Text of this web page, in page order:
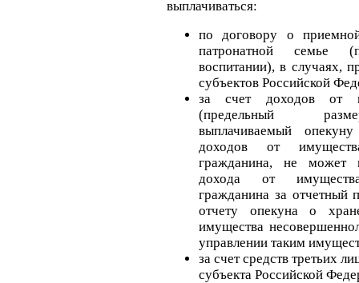
выплачиваться:
по договору о
патронатной семье
воспитании), в случаях,
субъектов Российской
за счет доходов от
(предельный
выплачиваемый
доходов от
гражданина, не может
дохода от имущества
гражданина за отчетный
отчету опекуна о
имущества
управлении таким
за счет средств третьих
субъекта Российской